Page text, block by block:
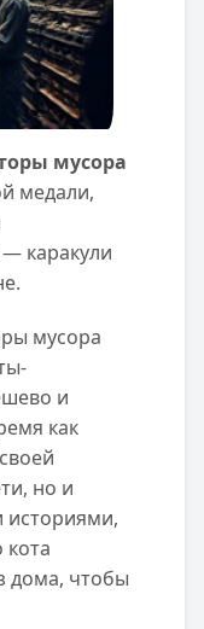
мусора
медали,
каракули
мусора
и
как
но и
дома, чтобы